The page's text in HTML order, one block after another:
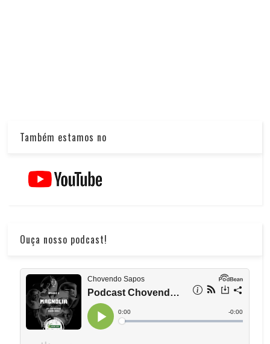
Também estamos no
Ouça nosso podcast!